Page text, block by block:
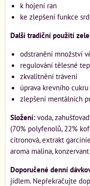
k hojení ran
ke zlepšení funkce
Další tradiční použití
odstranění množství
regulování tělesné
zkvalitnění trávení
úprava krevního cukru
zlepšení mentálních
Složení: voda,
(70% polyfenolů, 22%
citronová, extrakt
aroma malina,
Doporučené denní
jídlem. Nepřekračujte